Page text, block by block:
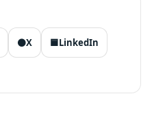
⚫X 🟦LinkedIn